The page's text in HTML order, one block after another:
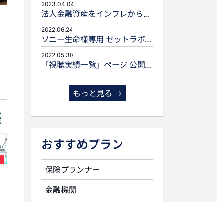
2023.04.04
法人金融資産をインフレから守るための生命保険活用
2022.06.24
ソニー生命様専用 ゼットラボforLIFEPLANNERのご案内
2022.05.30
「視聴実績一覧」ページ 公開のお知らせ
もっと見る
おすすめプラン
保険プランナー
金融機関